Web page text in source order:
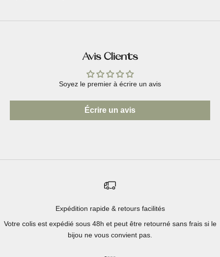
Avis Clients
Soyez le premier à écrire un avis
Écrire un avis
Expédition rapide & retours facilités
Votre colis est expédié sous 48h et peut être retourné sans frais si le
bijou ne vous convient pas.